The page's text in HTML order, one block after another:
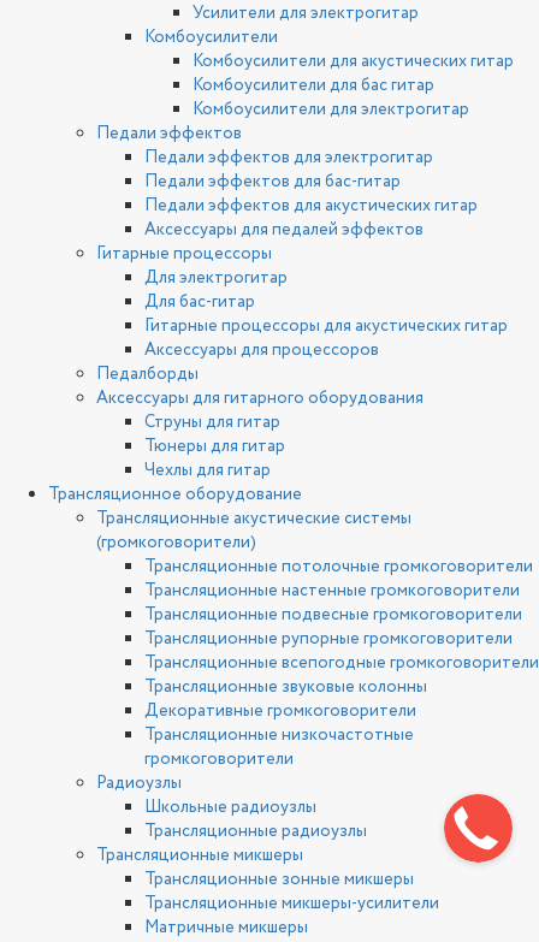
Усилители для электрогитар
Комбоусилители
Комбоусилители для акустических гитар
Комбоусилители для бас гитар
Комбоусилители для электрогитар
Педали эффектов
Педали эффектов для электрогитар
Педали эффектов для бас-гитар
Педали эффектов для акустических гитар
Аксессуары для педалей эффектов
Гитарные процессоры
Для электрогитар
Для бас-гитар
Гитарные процессоры для акустических гитар
Аксессуары для процессоров
Педалборды
Аксессуары для гитарного оборудования
Струны для гитар
Тюнеры для гитар
Чехлы для гитар
Трансляционное оборудование
Трансляционные акустические системы
(громкоговорители)
Трансляционные потолочные громкоговорители
Трансляционные настенные громкоговорители
Трансляционные подвесные громкоговорители
Трансляционные рупорные громкоговорители
Трансляционные всепогодные громкоговорители
Трансляционные звуковые колонны
Декоративные громкоговорители
Трансляционные низкочастотные
громкоговорители
Радиоузлы
Школьные радиоузлы
Трансляционные радиоузлы
Трансляционные микшеры
Трансляционные зонные микшеры
Трансляционные микшеры-усилители
Матричные микшеры